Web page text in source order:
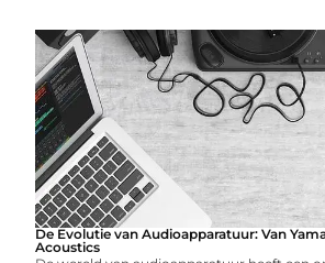
De Evolutie van Audioapparatuur: Van
Acoustics